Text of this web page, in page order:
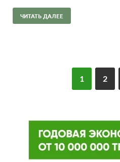
ЧИТАТЬ ДАЛЕЕ
1 2